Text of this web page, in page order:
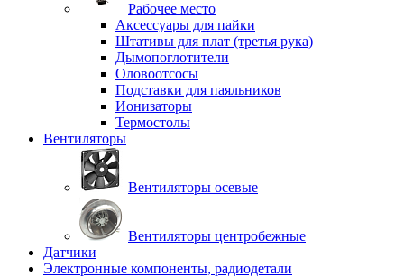
Рабочее место
Аксессуары для пайки
Штативы для плат (третья рука)
Дымопоглотители
Оловоотсосы
Подставки для паяльников
Ионизаторы
Термостолы
Вентиляторы
Вентиляторы осевые
Вентиляторы центробежные
Датчики
Электронные компоненты, радиодетали